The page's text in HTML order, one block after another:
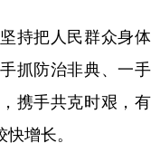
語 한국어
持把人民群众身体
抓防治非典、一手
携手共克时艰，有
增长。